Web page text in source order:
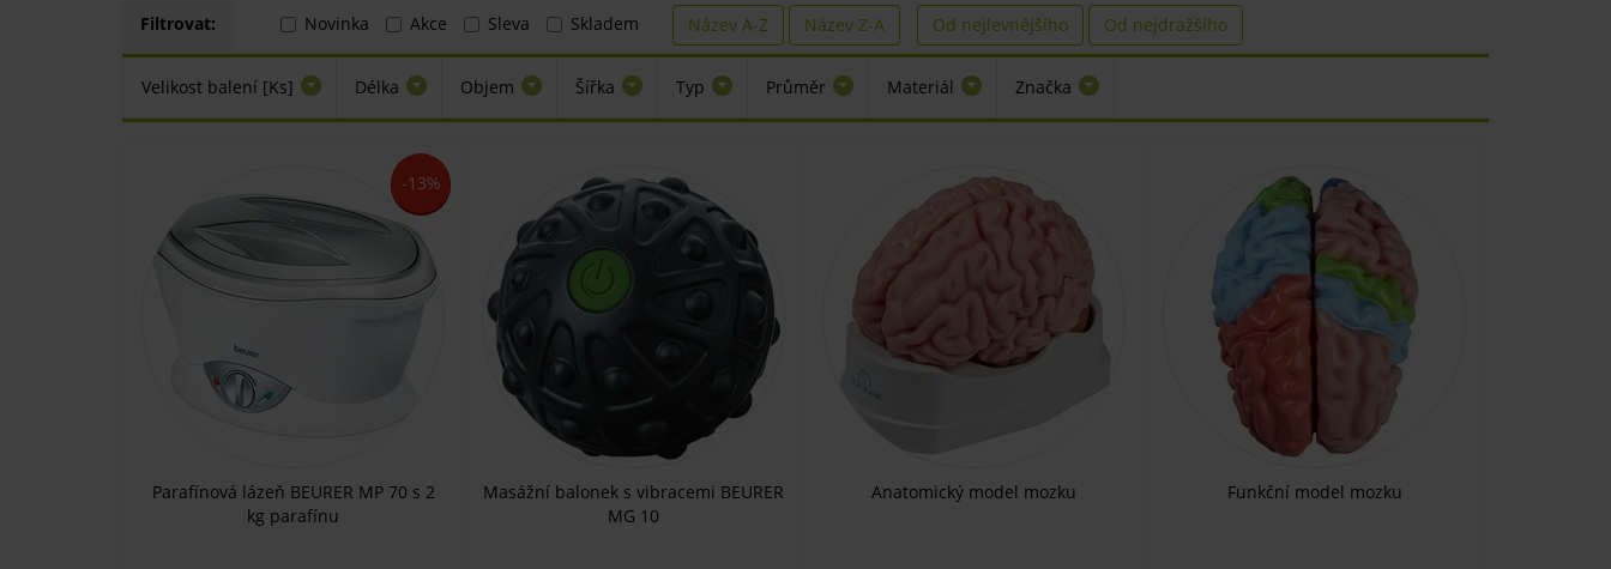
Filtrovat: Novinka Akce Sleva Skladem Název A-Z Název Z-A Od nejlevnějšího Od nejdražšího
Velikost balení [Ks] Délka Objem Šířka Typ Průměr Materiál Značka
-13%
Parafínová lázeň BEURER MP 70 s 2
kg parafínu
Masážní balonek s vibracemi BEURER
MG 10
Anatomický model mozku Funkční model mozku